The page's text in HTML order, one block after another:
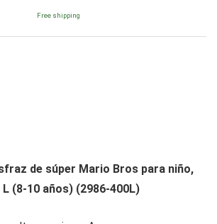
Free shipping
de súper Mario Bros para niño,
(8-10 años) (2986-400L)